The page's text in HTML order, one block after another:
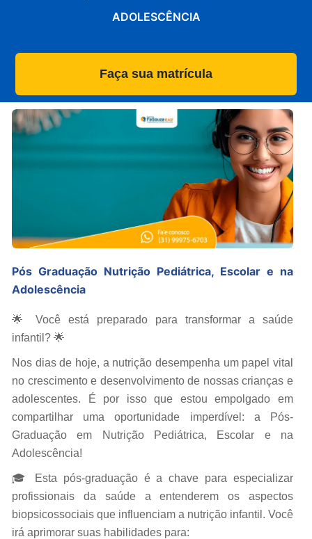
ADOLESCÊNCIA
Faça sua matrícula
Pós Graduação Nutrição Pediátrica, Escolar e na
Adolescência
🌟 Você está preparado para transformar a saúde
infantil? 🌟
Nos dias de hoje, a nutrição desempenha um papel vital
no crescimento e desenvolvimento de nossas crianças e
adolescentes. É por isso que estou empolgado em
compartilhar uma oportunidade imperdível: a Pós-
Graduação em Nutrição Pediátrica, Escolar e na
Adolescência!
🎓 Esta pós-graduação é a chave para especializar
profissionais da saúde a entenderem os aspectos
biopsicossociais que influenciam a nutrição infantil. Você
irá aprimorar suas habilidades para: